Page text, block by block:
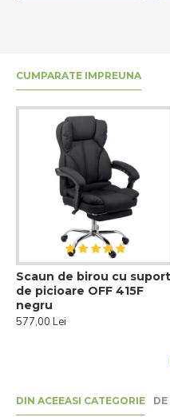
CUMPARATE IMPREUNA
Scaun de birou cu suport
de picioare OFF 415F
negru
577,00 Lei
DIN ACEEASI CATEGORIE